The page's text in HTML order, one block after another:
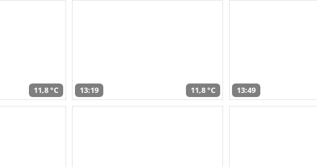
11,8 °C 13:19 11,8 °C 13:49